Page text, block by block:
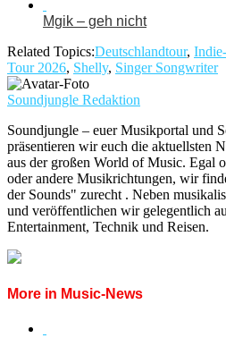
Mgik – geh nicht
Related Topics:Deutschlandtour,
Tour 2026, Shelly, Singer Songwriter
Soundjungle Redaktion
Soundjungle – euer Musikportal und
präsentieren wir euch die aktuellsten
aus der großen World of Music. Egal
oder andere Musikrichtungen, wir
der Sounds" zurecht . Neben
und veröffentlichen wir gelegentlich
Entertainment, Technik und Reisen.
More in Music-News